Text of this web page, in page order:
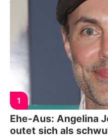
1
Ehe-Aus: Angelina
outet sich als